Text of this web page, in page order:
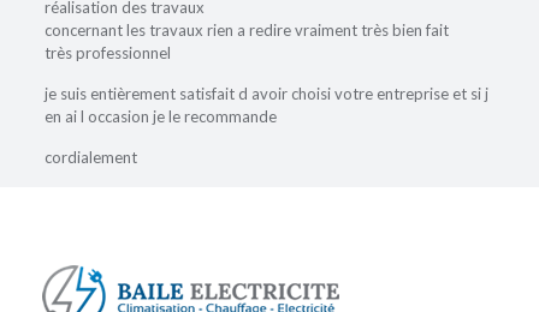
réalisation des travaux
concernant les travaux rien a redire vraiment très bien fait
très professionnel
je suis entièrement satisfait d avoir choisi votre entreprise et si j
en ai l occasion je le recommande
cordialement